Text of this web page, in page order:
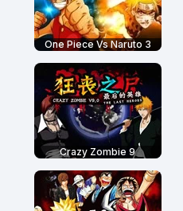
One Piece Vs Naruto 3
Crazy Zombie 9